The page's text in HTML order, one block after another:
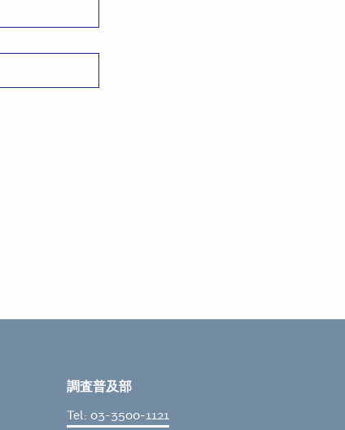
調査普及部
Tel: 03-3500-1121